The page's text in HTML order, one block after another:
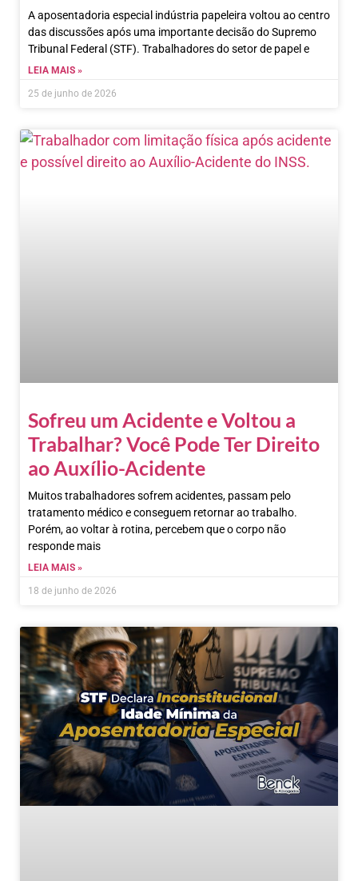
A aposentadoria especial indústria papeleira voltou ao centro
das discussões após uma importante decisão do Supremo
Tribunal Federal (STF). Trabalhadores do setor de papel e
LEIA MAIS »
25 de junho de 2026
Sofreu um Acidente e Voltou a
Trabalhar? Você Pode Ter Direito
ao Auxílio-Acidente
Muitos trabalhadores sofrem acidentes, passam pelo
tratamento médico e conseguem retornar ao trabalho.
Porém, ao voltar à rotina, percebem que o corpo não
responde mais
LEIA MAIS »
18 de junho de 2026